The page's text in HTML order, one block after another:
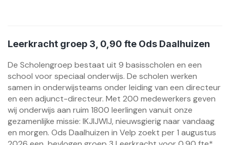
Leerkracht groep 3, 0,90 fte Ods Daalhuizen
De Scholengroep bestaat uit 9 basisscholen en een
school voor speciaal onderwijs. De scholen werken
samen in onderwijsteams onder leiding van een directeur
en een adjunct-directeur. Met 200 medewerkers geven
wij onderwijs aan ruim 1800 leerlingen vanuit onze
gezamenlijke missie: IKJIJWIJ, nieuwsgierig naar vandaag
en morgen. Ods Daalhuizen in Velp zoekt per 1 augustus